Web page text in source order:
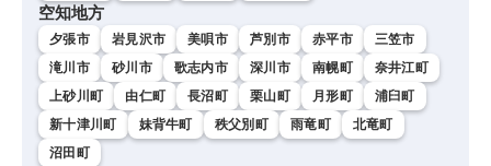
空知地方
夕張市 岩見沢市 美唄市 芦別市 赤平市
三笠市
滝川市
砂川市 歌志内市 深川市 南幌町
奈井江町
上砂川町
由仁町 長沼町 栗山町 月形町
浦臼町
新十津川町
妹背牛町 秩父別町 雨竜町
北竜町
沼田町